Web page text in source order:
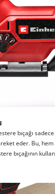
bıçağı
eder. Bu,
bıçağının